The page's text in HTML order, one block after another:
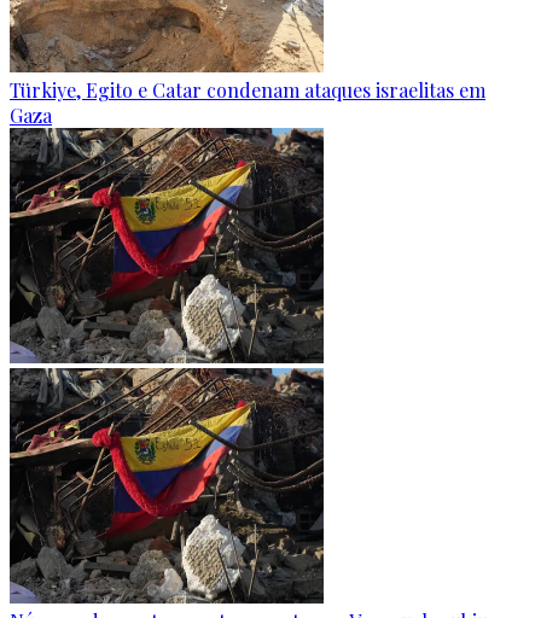
Türkiye, Egito e Catar condenam ataques israelitas em
Gaza